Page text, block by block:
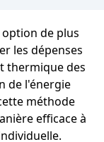
de plus
les dépenses
thermique des
de l'énergie
méthode
efficace à